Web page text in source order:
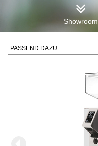
Showroom
PASSEND DAZU